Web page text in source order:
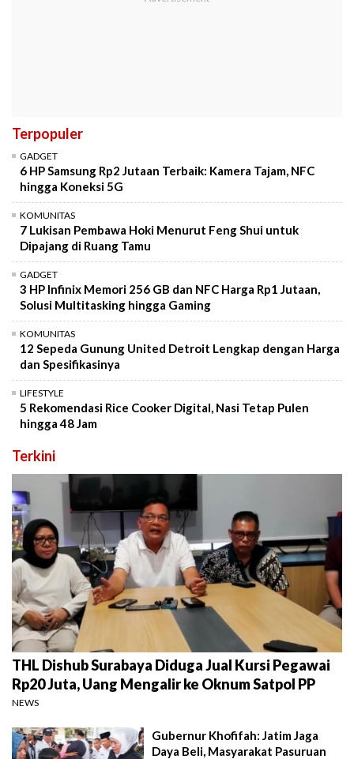
Terpopuler
GADGET
6 HP Samsung Rp2 Jutaan Terbaik: Kamera Tajam, NFC
hingga Koneksi 5G
KOMUNITAS
7 Lukisan Pembawa Hoki Menurut Feng Shui untuk
Dipajang di Ruang Tamu
GADGET
3 HP Infinix Memori 256 GB dan NFC Harga Rp1 Jutaan,
Solusi Multitasking hingga Gaming
KOMUNITAS
12 Sepeda Gunung United Detroit Lengkap dengan Harga
dan Spesifikasinya
LIFESTYLE
5 Rekomendasi Rice Cooker Digital, Nasi Tetap Pulen
hingga 48 Jam
Terkini
THL Dishub Surabaya Diduga Jual Kursi Pegawai
Rp20 Juta, Uang Mengalir ke Oknum Satpol PP
NEWS
Gubernur Khofifah: Jatim Jaga
Daya Beli, Masyarakat Pasuruan